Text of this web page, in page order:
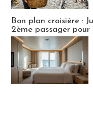
Bon plan croisière :
2ème passager